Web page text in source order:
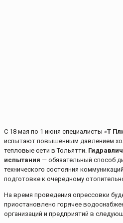
С 18 мая по 1 июня специалисты «Т
испытают повышенным давлением
тепловые сети в Тольятти.
испытания — обязательный способ
технического состояния
подготовке к очередному
На время проведения опрессовки
приостановлено горячее
организаций и предприятий в